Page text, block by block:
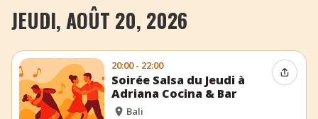
JEUDI, AOÛT 20, 2026
20:00 - 22:00
Soirée Salsa du Jeudi à
Adriana Cocina & Bar
Bali